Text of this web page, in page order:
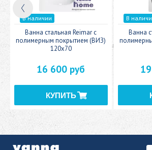
В наличии
Ванна стальная Reimar с
полимерным покрытием (ВИЗ)
120x70
16 600 руб
В
Ванна